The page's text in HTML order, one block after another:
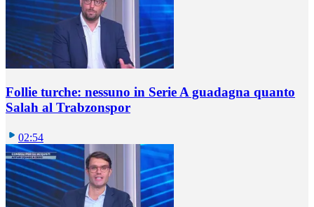
Follie turche: nessuno in Serie A guadagna quanto
Salah al Trabzonspor
02:54